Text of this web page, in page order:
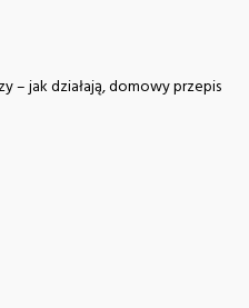
– jak działają, domowy przepis